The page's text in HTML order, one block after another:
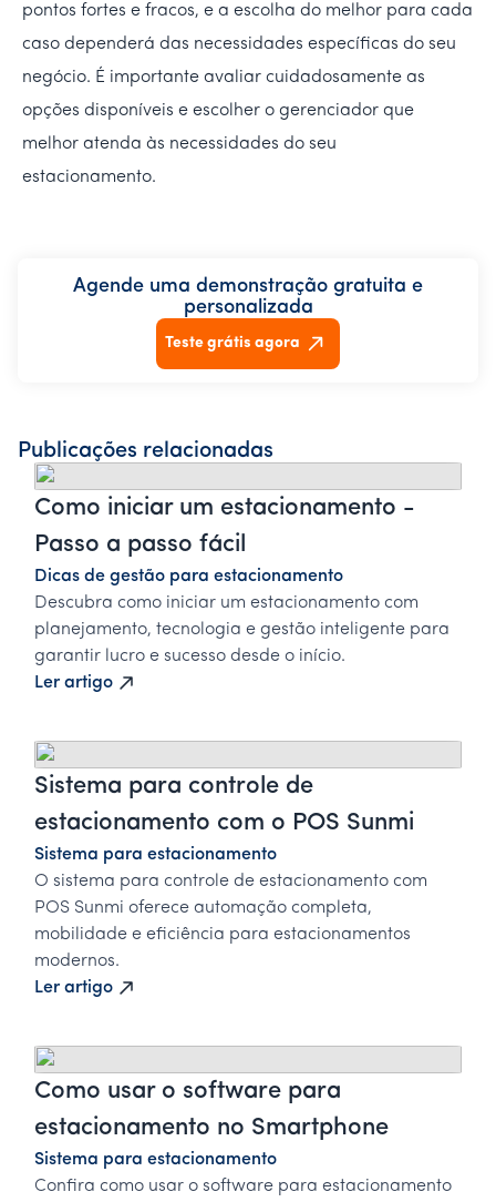
pontos fortes e fracos, e a escolha do melhor para cada
caso dependerá das necessidades específicas do seu
negócio. É importante avaliar cuidadosamente as
opções disponíveis e escolher o gerenciador que
melhor atenda às necessidades do seu
estacionamento.
Agende uma demonstração gratuita e
personalizada
Teste grátis agora
Publicações relacionadas
Como iniciar um estacionamento -
Passo a passo fácil
Dicas de gestão para estacionamento
Descubra como iniciar um estacionamento com
planejamento, tecnologia e gestão inteligente para
garantir lucro e sucesso desde o início.
Ler artigo
Sistema para controle de
estacionamento com o POS Sunmi
Sistema para estacionamento
O sistema para controle de estacionamento com
POS Sunmi oferece automação completa,
mobilidade e eficiência para estacionamentos
modernos.
Ler artigo
Como usar o software para
estacionamento no Smartphone
Sistema para estacionamento
Confira como usar o software para estacionamento